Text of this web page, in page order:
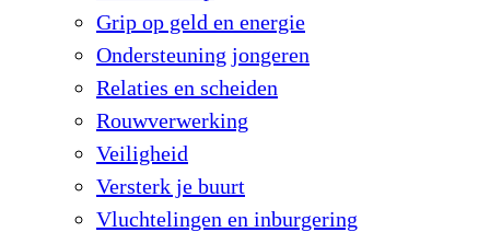
Grip op geld en energie
Ondersteuning jongeren
Relaties en scheiden
Rouwverwerking
Veiligheid
Versterk je buurt
Vluchtelingen en inburgering